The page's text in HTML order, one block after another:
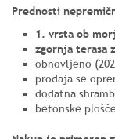
Prednosti
1. vrsta ob
zgornja terasa
obnovljeno
prodaja se
dodatna
betonske